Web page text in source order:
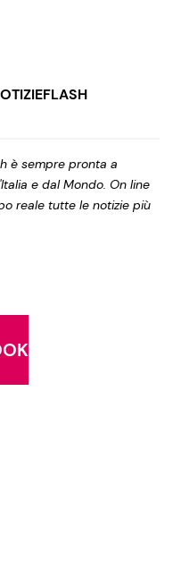
è sempre pronta a
e dal Mondo. On line
reale tutte le notizie più